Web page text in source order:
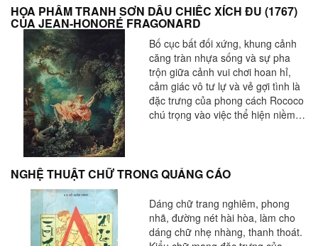
đậm.
HỌA PHẨM TRANH SƠN DẦU CHIẾC XÍCH ĐU (1767)
CỦA JEAN-HONORÉ FRAGONARD
Bố cục bất đối xứng, khung cảnh
căng tràn nhựa sống và sự pha
trộn giữa cảnh vui chơi hoan hỉ,
cảm giác vô tư lự và vẻ gợi tình là
đặc trưng của phong cách Rococo
chú trọng vào việc thể hiện niềm
NGHỆ THUẬT CHỮ TRONG QUẢNG CÁO
Dáng chữ trang nghiêm, phong
nhã, đường nét hài hòa, làm cho
dáng chữ nhẹ nhàng, thanh thoát.